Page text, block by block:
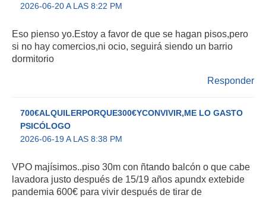
2026-06-20 A LAS 8:22 PM
Eso pienso yo.Estoy a favor de que se hagan pisos,pero
si no hay comercios,ni ocio, seguirá siendo un barrio
dormitorio
Responder
700€ALQUILERPORQUE300€YCONVIVIR,ME LO GASTO
PSICÓLOGO
2026-06-19 A LAS 8:38 PM
VPO majísimos..piso 30m con ñtando balcón o que cabe
lavadora justo después de 15/19 años apundx extebide
pandemia 600€ para vivir después de tirar de